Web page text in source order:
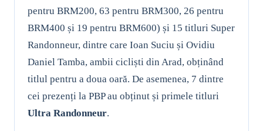
pentru BRM200, 63 pentru BRM300, 26 pentru
BRM400 și 19 pentru BRM600) și 15 titluri Super
Randonneur, dintre care Ioan Suciu și Ovidiu
Daniel Tamba, ambii cicliști din Arad, obținând
titlul pentru a doua oară. De asemenea, 7 dintre
cei prezenți la PBP au obținut și primele titluri
Ultra Randonneur.